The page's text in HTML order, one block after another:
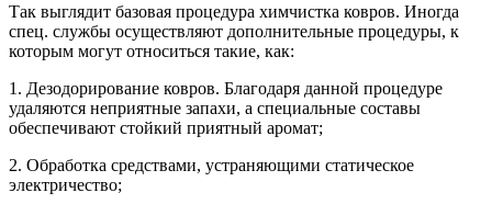
Так выглядит базовая процедура химчистка ковров. Иногда
спец. службы осуществляют дополнительные процедуры, к
которым могут относиться такие, как:
1. Дезодорирование ковров. Благодаря данной процедуре
удаляются неприятные запахи, а специальные составы
обеспечивают стойкий приятный аромат;
2. Обработка средствами, устраняющими статическое
электричество;